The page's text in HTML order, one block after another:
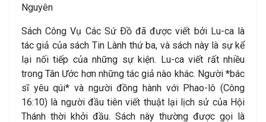
Nguyên
Sách Công Vụ Các Sứ Ðồ đã được viết bởi Lu-ca là
tác giả của sách Tin Lành thứ ba, và sách này là sự kể
lại nối tiếp của những sự kiện. Lu-ca viết rất nhiều
trong Tân Ước hơn những tác giả nào khác. Người *bác
sĩ yêu qúi* và người đồng hành với Phao-lô (Công
16:10) là người đầu tiên viết thuật lại lịch sử của Hội
Thánh thời khởi đầu. Sách này thường được gọi là